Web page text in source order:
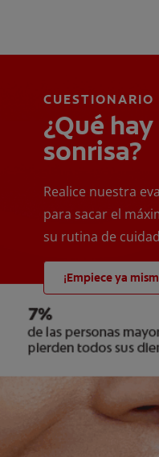
CUESTIONARIO
¿Qué
sonrisa?
Realice nuestra
para sacar el
su rutina de
¡Empiece ya